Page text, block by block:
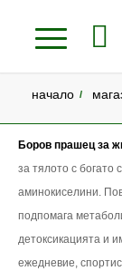
начало /
Боров прашец за
за тялото с
аминокиселини.
подпомага
детоксикацията и
ежедневие,